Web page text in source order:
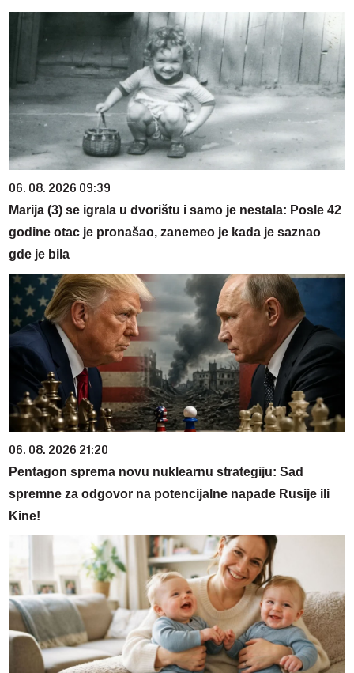
06. 08. 2026 09:39
Marija (3) se igrala u dvorištu i samo je nestala: Posle 42
godine otac je pronašao, zanemeo je kada je saznao
gde je bila
06. 08. 2026 21:20
Pentagon sprema novu nuklearnu strategiju: Sad
spremne za odgovor na potencijalne napade Rusije ili
Kine!